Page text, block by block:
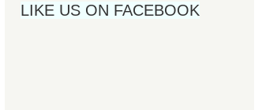
LIKE US ON FACEBOOK